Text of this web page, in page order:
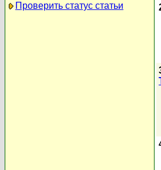
Проверить статус статьи